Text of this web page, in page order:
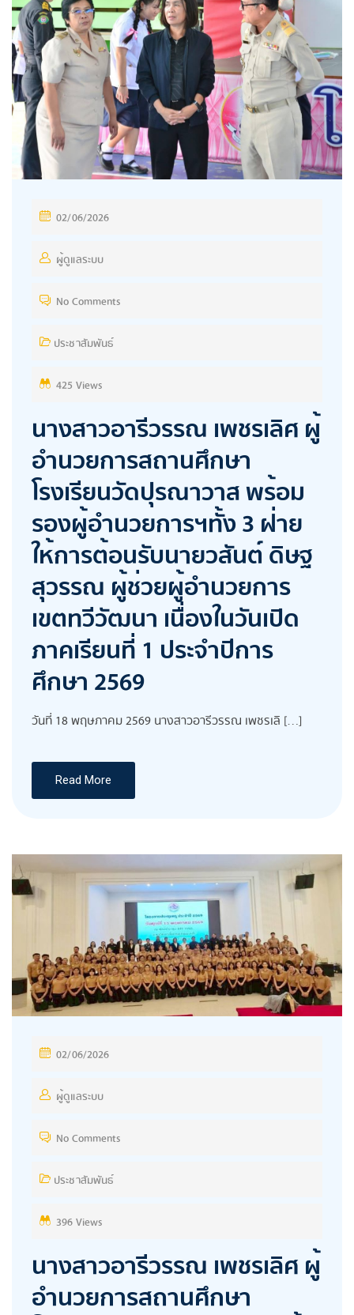
P
S
E
O
02/06/2026
ผู้ดูแลระบบ
No Comments
ประชาสัมพันธ์
425 Views
นางสาวอารีวรรณ เพชรเลิศ ผู้
อำนวยการสถานศึกษา
โรงเรียนวัดปุรณาวาส พร้อม
รองผู้อำนวยการฯทั้ง 3 ฝ่าย
ให้การต้อนรับนายวสันต์ ดิษฐ
สุวรรณ ผู้ช่วยผู้อำนวยการ
เขตทวีวัฒนา เนื่องในวันเปิด
ภาคเรียนที่ 1 ประจำปีการ
ศึกษา 2569
วันที่ 18 พฤษภาคม 2569 นางสาวอารีวรรณ เพชรเลิ […]
Read More
P
S
E
O
02/06/2026
ผู้ดูแลระบบ
No Comments
ประชาสัมพันธ์
396 Views
นางสาวอารีวรรณ เพชรเลิศ ผู้
อำนวยการสถานศึกษา